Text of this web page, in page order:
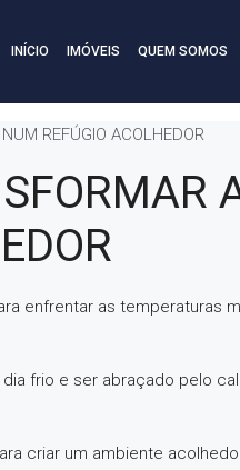
INÍCIO IMÓVEIS QUEM SOMOS
REFÚGIO ACOLHEDOR
enfrentar as temperaturas
frio e ser abraçado pelo
criar um ambiente